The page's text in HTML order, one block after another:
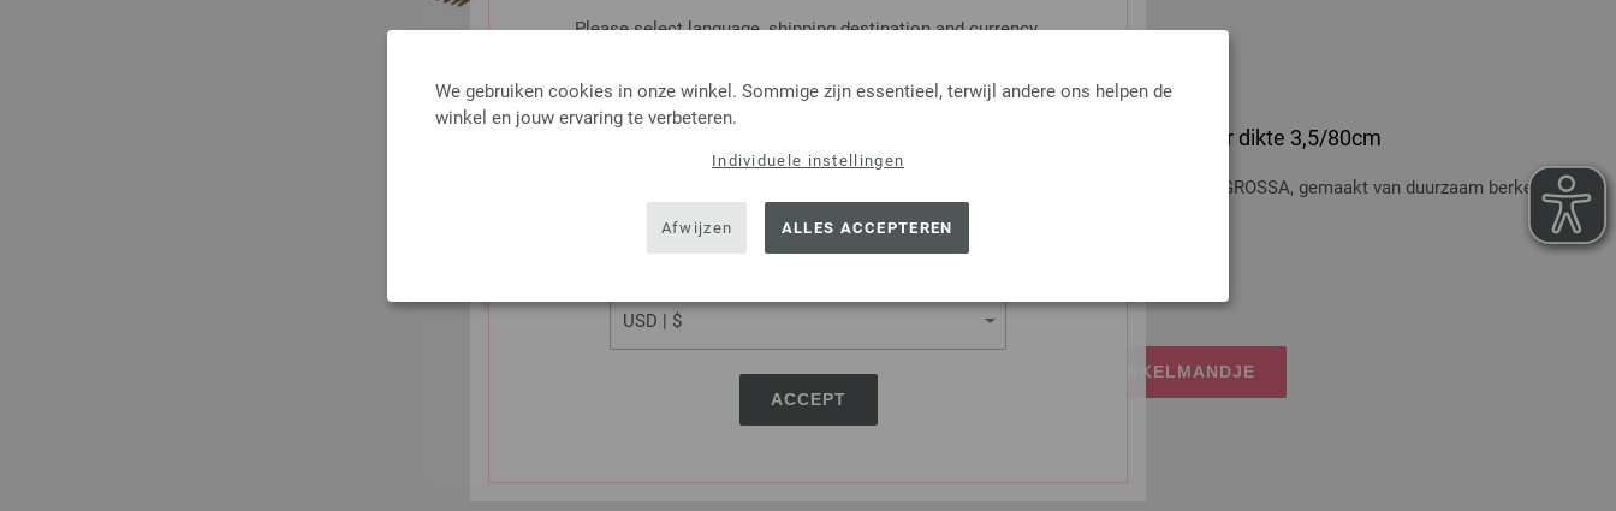
Please select language, shipping destination and currency.
SHIPPING TO
USA - The United States of America
ACCEPT
We gebruiken cookies in onze winkel. Sommige zijn essentieel, terwijl andere ons helpen de
winkel en jouw ervaring te verbeteren.
Individuele instellingen
Afwijzen ALLES ACCEPTEREN
Rondbreinaalden Designer Hout Multicolor dikte 3,5/80cm
Rondbreinaalden designer hout Multicolor LANA GROSSA, gemaakt van duurzaam berkenhout,
7,14 €
IN MIJN WINKELMANDJE